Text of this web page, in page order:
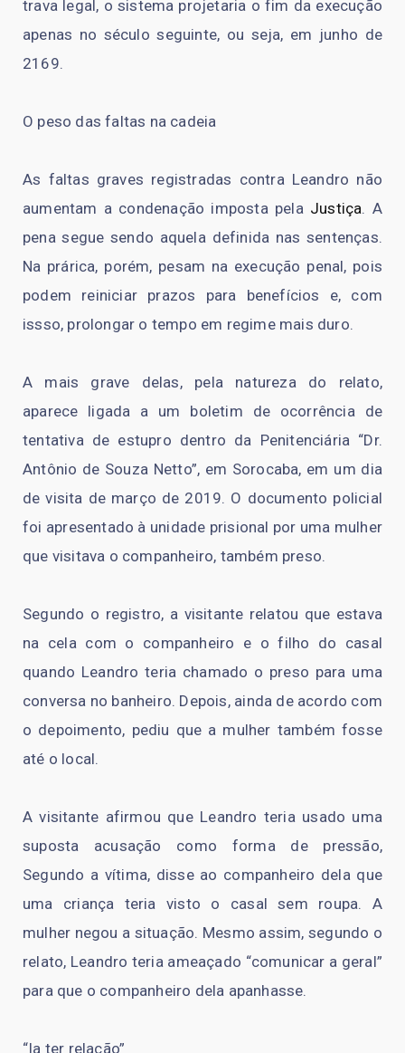
trava legal, o sistema projetaria o fim da execução
apenas no século seguinte, ou seja, em junho de
2169.
O peso das faltas na cadeia
As faltas graves registradas contra Leandro não
aumentam a condenação imposta pela Justiça. A
pena segue sendo aquela definida nas sentenças.
Na prárica, porém, pesam na execução penal, pois
podem reiniciar prazos para benefícios e, com
issso, prolongar o tempo em regime mais duro.
A mais grave delas, pela natureza do relato,
aparece ligada a um boletim de ocorrência de
tentativa de estupro dentro da Penitenciária “Dr.
Antônio de Souza Netto”, em Sorocaba, em um dia
de visita de março de 2019. O documento policial
foi apresentado à unidade prisional por uma mulher
que visitava o companheiro, também preso.
Segundo o registro, a visitante relatou que estava
na cela com o companheiro e o filho do casal
quando Leandro teria chamado o preso para uma
conversa no banheiro. Depois, ainda de acordo com
o depoimento, pediu que a mulher também fosse
até o local.
A visitante afirmou que Leandro teria usado uma
suposta acusação como forma de pressão,
Segundo a vítima, disse ao companheiro dela que
uma criança teria visto o casal sem roupa. A
mulher negou a situação. Mesmo assim, segundo o
relato, Leandro teria ameaçado “comunicar a geral”
para que o companheiro dela apanhasse.
“Ia ter relação”